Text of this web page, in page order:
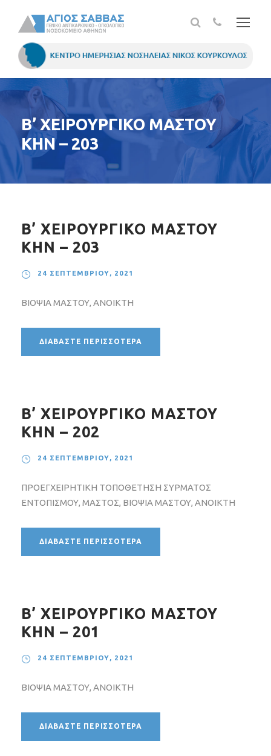
Β’ ΧΕΙΡΟΥΡΓΙΚΟ ΜΑΣΤΟΥ
ΚΗΝ – 203
Β’ ΧΕΙΡΟΥΡΓΙΚΟ ΜΑΣΤΟΥ
ΚΗΝ – 203
24 ΣΕΠΤΕΜΒΡΊΟΥ, 2021
ΒΙΟΨΙΑ ΜΑΣΤΟΥ, ΑΝΟΙΚΤΗ
ΔΙΑΒΆΣΤΕ ΠΕΡΙΣΣΌΤΕΡΑ
Β’ ΧΕΙΡΟΥΡΓΙΚΟ ΜΑΣΤΟΥ
ΚΗΝ – 202
24 ΣΕΠΤΕΜΒΡΊΟΥ, 2021
ΠΡΟΕΓΧΕΙΡΗΤΙΚΗ ΤΟΠΟΘΕΤΗΣΗ ΣΥΡΜΑΤΟΣ
ΕΝΤΟΠΙΣΜΟΥ, ΜΑΣΤΟΣ, ΒΙΟΨΙΑ ΜΑΣΤΟΥ, ΑΝΟΙΚΤΗ
ΔΙΑΒΆΣΤΕ ΠΕΡΙΣΣΌΤΕΡΑ
Β’ ΧΕΙΡΟΥΡΓΙΚΟ ΜΑΣΤΟΥ
ΚΗΝ – 201
24 ΣΕΠΤΕΜΒΡΊΟΥ, 2021
ΒΙΟΨΙΑ ΜΑΣΤΟΥ, ΑΝΟΙΚΤΗ
ΔΙΑΒΆΣΤΕ ΠΕΡΙΣΣΌΤΕΡΑ